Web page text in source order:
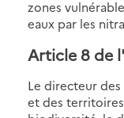
zones
eaux par les
Article 8 de
Le directeur
et des